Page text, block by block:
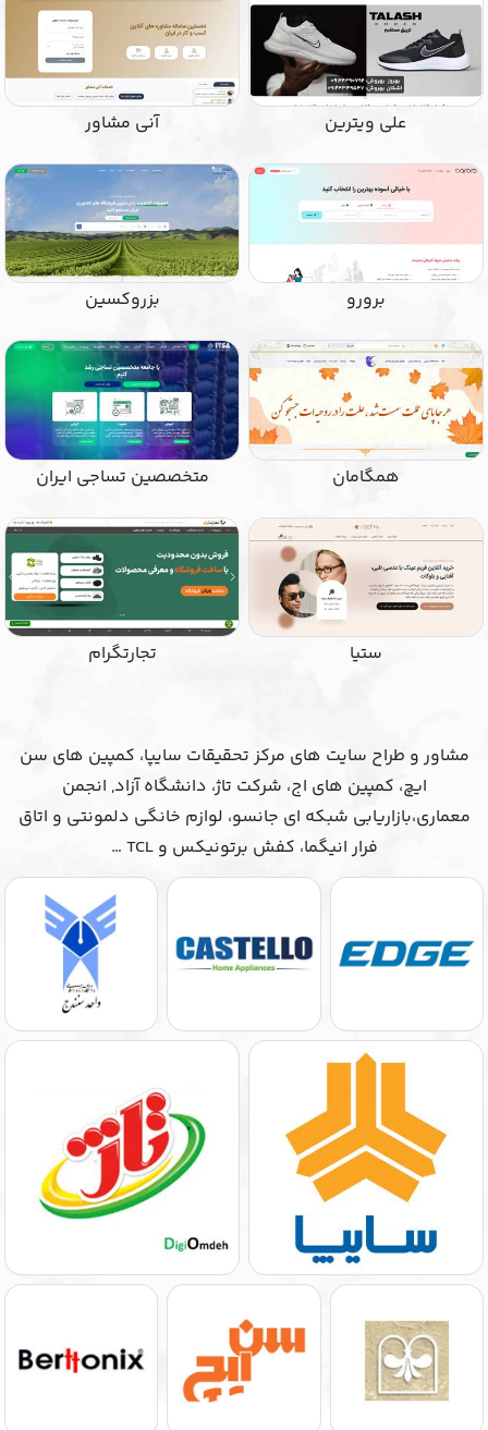
علی ویترین آنی مشاور
برورو بزروکسین
همگامان متخصصین تساجی ایران
ستیا تجارتگرام
مشاور و طراح سایت های مرکز تحقیقات سایپا، کمپین های سن
ایچ، کمپین های اج، شرکت تاژ، دانشگاه آزاد, انجمن
معماری،بازاریابی شبکه ای جانسو، لوازم خانگی دلمونتی و اتاق
فرار انیگما، کفش برتونیکس و TCL …